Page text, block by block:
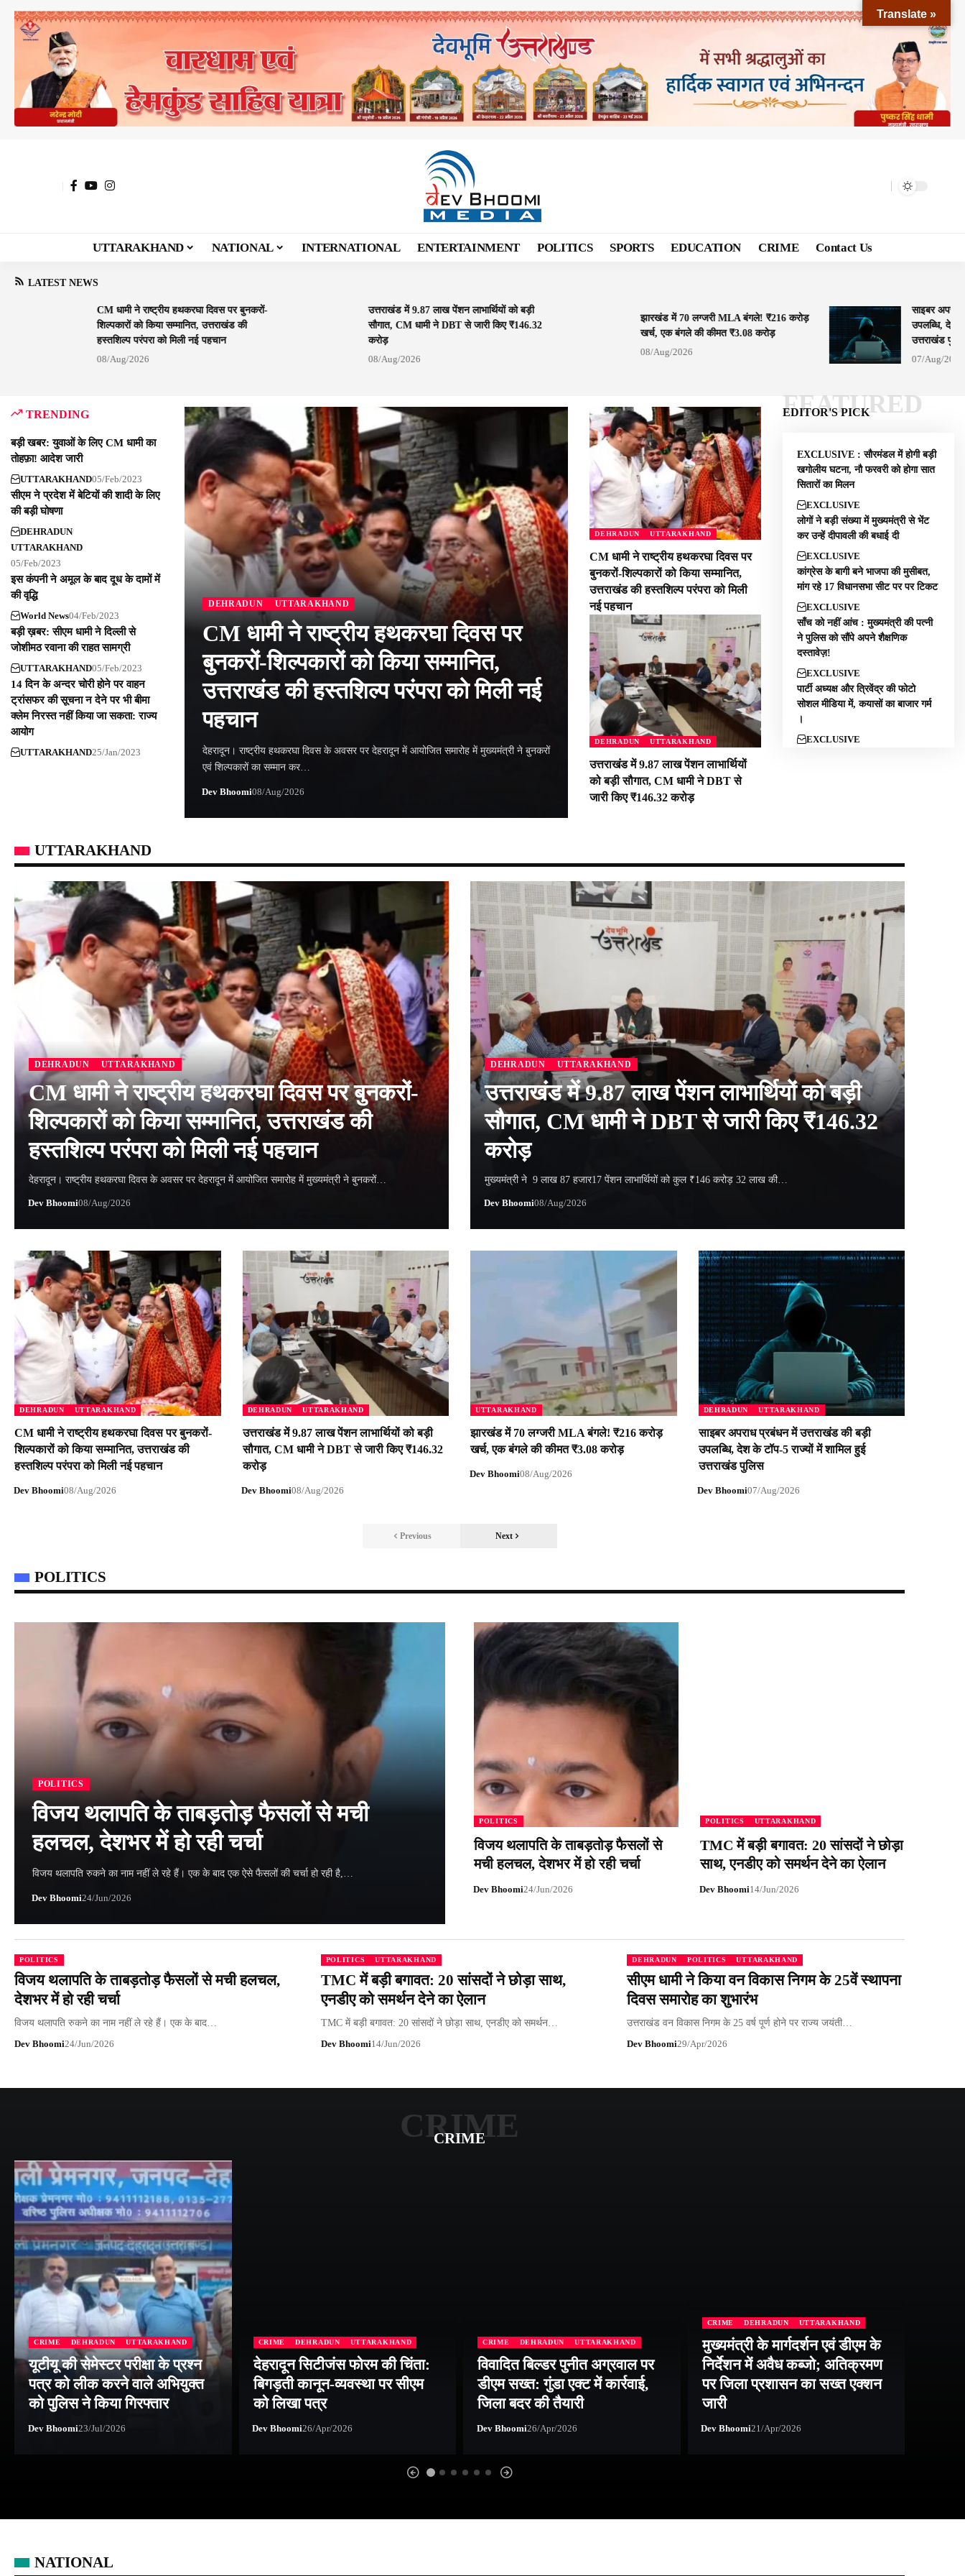
UTTARAKHAND NATIONAL INTERNATIONAL ENTERTAINMENT POLITICS SPORTS EDUCATION CRIME Contact Us
LATEST NEWS
CM धामी ने राष्ट्रीय हथकरघा दिवस पर बुनकरों-
शिल्पकारों को किया सम्मानित, उत्तराखंड की
हस्तशिल्प परंपरा को मिली नई पहचान
08/Aug/2026
उत्तराखंड में 9.87 लाख पेंशन लाभार्थियों को बड़ी
सौगात, CM धामी ने DBT से जारी किए ₹146.32
करोड़
08/Aug/2026
झारखंड में 70 लग्जरी MLA बंगले! ₹216 करोड़
खर्च, एक बंगले की कीमत ₹3.08 करोड़
08/Aug/2026
साइबर
उपलब्धि, देश
उत्तराखंड
07/Aug/2026
TRENDING
बड़ी खबर: युवाओं के लिए CM धामी का
तोहफ़ा! आदेश जारी
UTTARAKHAND05/Feb/2023
सीएम ने प्रदेश में बेटियों की शादी के लिए
की बड़ी घोषणा
DEHRADUN
UTTARAKHAND
05/Feb/2023
इस कंपनी ने अमूल के बाद दूध के दामों में
की वृद्धि
World News04/Feb/2023
बड़ी ख़बर: सीएम धामी ने दिल्ली से
जोशीमठ रवाना की राहत सामग्री
UTTARAKHAND05/Feb/2023
14 दिन के अन्दर चोरी होने पर वाहन
ट्रांसफर की सूचना न देने पर भी बीमा
क्लेम निरस्त नहीं किया जा सकता: राज्य
आयोग
UTTARAKHAND25/Jan/2023
DEHRADUN UTTARAKHAND
CM धामी ने राष्ट्रीय हथकरघा दिवस पर
बुनकरों-शिल्पकारों को किया सम्मानित,
उत्तराखंड की हस्तशिल्प परंपरा को मिली नई
पहचान
देहरादून। राष्ट्रीय हथकरघा दिवस के अवसर पर देहरादून में आयोजित समारोह में मुख्यमंत्री ने बुनकरों
एवं शिल्पकारों का सम्मान कर…
Dev Bhoomi08/Aug/2026
DEHRADUN UTTARAKHAND
CM धामी ने राष्ट्रीय हथकरघा दिवस पर
बुनकरों-शिल्पकारों को किया सम्मानित,
उत्तराखंड की हस्तशिल्प परंपरा को मिली
नई पहचान
DEHRADUN UTTARAKHAND
उत्तराखंड में 9.87 लाख पेंशन लाभार्थियों
को बड़ी सौगात, CM धामी ने DBT से
जारी किए ₹146.32 करोड़
EDITOR'S PICK
FEATURED
EXCLUSIVE : सौरमंडल में होगी बड़ी
खगोलीय घटना, नौ फरवरी को होगा सात
सितारों का मिलन
EXCLUSIVE
लोगों ने बड़ी संख्या में मुख्यमंत्री से भेंट
कर उन्हें दीपावली की बधाई दी
EXCLUSIVE
कांग्रेस के बागी बने भाजपा की मुसीबत,
मांग रहे 17 विधानसभा सीट पर पर टिकट
EXCLUSIVE
साँच को नहीं आंच : मुख्यमंत्री की पत्नी
ने पुलिस को सौंपे अपने शैक्षणिक
दस्तावेज़!
EXCLUSIVE
पार्टी अध्यक्ष और त्रिवेंद्र की फोटो
सोशल मीडिया में, कयासों का बाजार गर्म
।
EXCLUSIVE
UTTARAKHAND
DEHRADUN UTTARAKHAND
CM धामी ने राष्ट्रीय हथकरघा दिवस पर बुनकरों-
शिल्पकारों को किया सम्मानित, उत्तराखंड की
हस्तशिल्प परंपरा को मिली नई पहचान
देहरादून। राष्ट्रीय हथकरघा दिवस के अवसर पर देहरादून में आयोजित समारोह में मुख्यमंत्री ने बुनकरों…
Dev Bhoomi08/Aug/2026
DEHRADUN UTTARAKHAND
उत्तराखंड में 9.87 लाख पेंशन लाभार्थियों को बड़ी
सौगात, CM धामी ने DBT से जारी किए ₹146.32
करोड़
मुख्यमंत्री ने 9 लाख 87 हजार17 पेंशन लाभार्थियों को कुल ₹146 करोड़ 32 लाख की…
Dev Bhoomi08/Aug/2026
DEHRADUN UTTARAKHAND
CM धामी ने राष्ट्रीय हथकरघा दिवस पर बुनकरों-
शिल्पकारों को किया सम्मानित, उत्तराखंड की
हस्तशिल्प परंपरा को मिली नई पहचान
Dev Bhoomi08/Aug/2026
DEHRADUN UTTARAKHAND
उत्तराखंड में 9.87 लाख पेंशन लाभार्थियों को बड़ी
सौगात, CM धामी ने DBT से जारी किए ₹146.32
करोड़
Dev Bhoomi08/Aug/2026
UTTARAKHAND
झारखंड में 70 लग्जरी MLA बंगले! ₹216 करोड़
खर्च, एक बंगले की कीमत ₹3.08 करोड़
Dev Bhoomi08/Aug/2026
DEHRADUN UTTARAKHAND
साइबर अपराध प्रबंधन में उत्तराखंड की बड़ी
उपलब्धि, देश के टॉप-5 राज्यों में शामिल हुई
उत्तराखंड पुलिस
Dev Bhoomi07/Aug/2026
Previous Next
POLITICS
POLITICS
विजय थलापति के ताबड़तोड़ फैसलों से मची
हलचल, देशभर में हो रही चर्चा
विजय थलापति रुकने का नाम नहीं ले रहे हैं। एक के बाद एक ऐसे फैसलों की चर्चा हो रही है,…
Dev Bhoomi24/Jun/2026
POLITICS
विजय थलापति के ताबड़तोड़ फैसलों से
मची हलचल, देशभर में हो रही चर्चा
Dev Bhoomi24/Jun/2026
POLITICS UTTARAKHAND
TMC में बड़ी बगावत: 20 सांसदों ने छोड़ा
साथ, एनडीए को समर्थन देने का ऐलान
Dev Bhoomi14/Jun/2026
POLITICS
विजय थलापति के ताबड़तोड़ फैसलों से मची हलचल,
देशभर में हो रही चर्चा
विजय थलापति रुकने का नाम नहीं ले रहे हैं। एक के बाद…
Dev Bhoomi24/Jun/2026
POLITICS UTTARAKHAND
TMC में बड़ी बगावत: 20 सांसदों ने छोड़ा साथ,
एनडीए को समर्थन देने का ऐलान
TMC में बड़ी बगावत: 20 सांसदों ने छोड़ा साथ, एनडीए को समर्थन…
Dev Bhoomi14/Jun/2026
DEHRADUN POLITICS UTTARAKHAND
सीएम धामी ने किया वन विकास निगम के 25वें स्थापना
दिवस समारोह का शुभारंभ
उत्तराखंड वन विकास निगम के 25 वर्ष पूर्ण होने पर राज्य जयंती…
Dev Bhoomi29/Apr/2026
CRIME
CRIME
CRIME DEHRADUN UTTARAKHAND
यूटीयू की सेमेस्टर परीक्षा के प्रश्न
पत्र को लीक करने वाले अभियुक्त
को पुलिस ने किया गिरफ्तार
Dev Bhoomi23/Jul/2026
CRIME DEHRADUN UTTARAKHAND
देहरादून सिटीजंस फोरम की चिंता:
बिगड़ती कानून-व्यवस्था पर सीएम
को लिखा पत्र
Dev Bhoomi26/Apr/2026
CRIME DEHRADUN UTTARAKHAND
विवादित बिल्डर पुनीत अग्रवाल पर
डीएम सख्त: गुंडा एक्ट में कार्रवाई,
जिला बदर की तैयारी
Dev Bhoomi26/Apr/2026
CRIME DEHRADUN UTTARAKHAND
मुख्यमंत्री के मार्गदर्शन एवं डीएम के
निर्देशन में अवैध कब्जो; अतिक्रमण
पर जिला प्रशासन का सख्त एक्शन
जारी
Dev Bhoomi21/Apr/2026
NATIONAL
Translate »